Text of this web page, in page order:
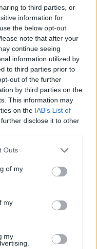
to third parties, or
information for
the below opt-out
note that after your
continue seeing
information utilized by
to third parties prior to
out of the further
by third parties on the
This information may
on the IAB’s List of
disclose it to other
Outs
of my
my
my